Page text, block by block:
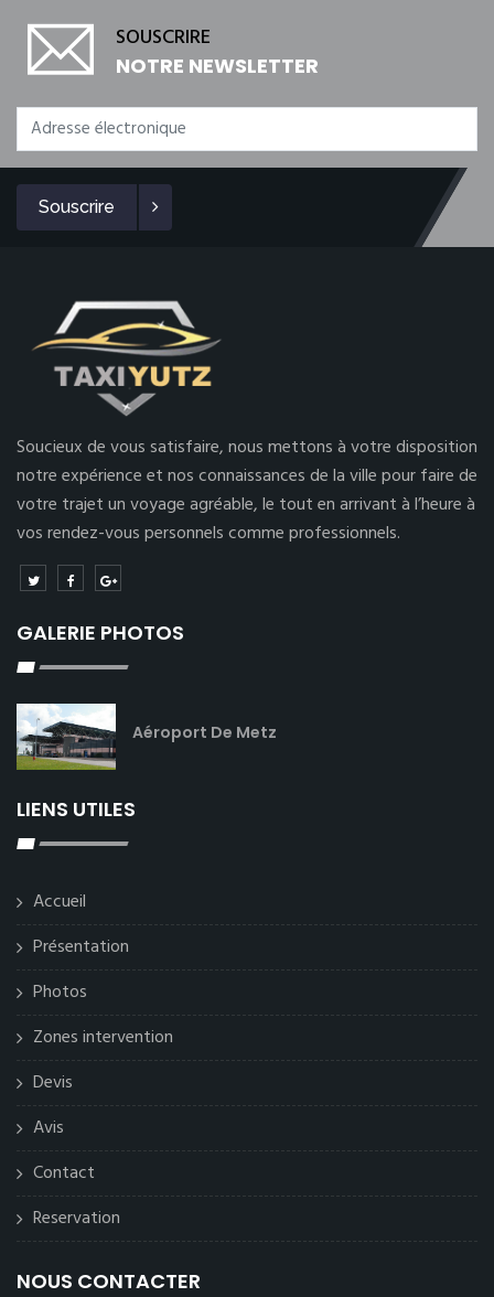
SOUSCRIRE
NOTRE NEWSLETTER
Souscrire
Soucieux de vous satisfaire, nous mettons à votre disposition
notre expérience et nos connaissances de la ville pour faire de
votre trajet un voyage agréable, le tout en arrivant à l’heure à
vos rendez-vous personnels comme professionnels.
GALERIE PHOTOS
Aéroport De Metz
LIENS UTILES
Accueil
Présentation
Photos
Zones intervention
Devis
Avis
Contact
Reservation
NOUS CONTACTER